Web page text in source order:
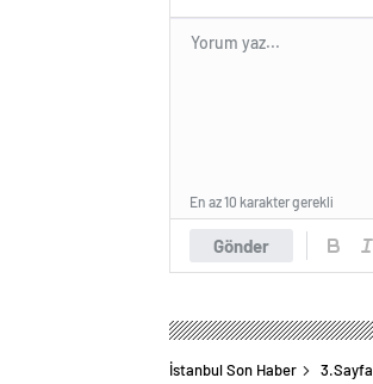
Gönder
En az 10 karakter gerekli
İstanbul Son Haber 3.Sayfa